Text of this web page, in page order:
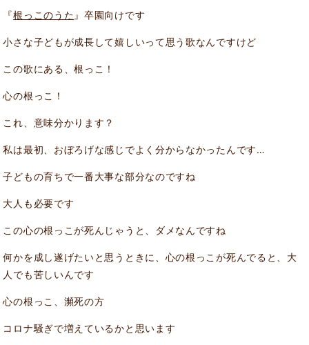
『根っこのうた 』卒園向けです
小さな子どもが成長して嬉しいって思う歌なんですけど
この歌にある、根っこ！
心の根っこ！
これ、意味分かります？
私は最初、おぼろげな感じでよく分からなかったんです…
子どもの育ちで一番大事な部分なのですね
大人も必要です
この心の根っこが死んじゃうと、ダメなんですね
何かを成し遂げたいと思うときに、心の根っこが死んでると、大
人でも苦しいんです
心の根っこ、瀕死の方
コロナ騒ぎで増えているかと思います